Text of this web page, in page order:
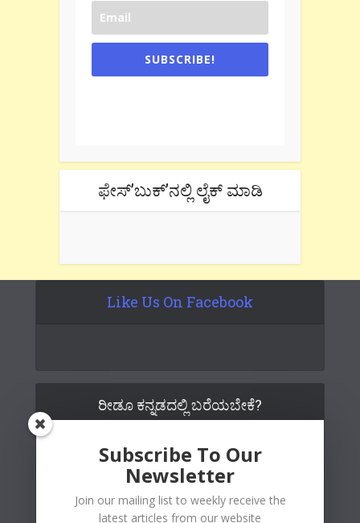
SUBSCRIBE!
ಫೇಸ್’ಬುಕ್’ನಲ್ಲಿ ಲೈಕ್ ಮಾಡಿ
Like Us On Facebook
ರೀಡೂ ಕನ್ನಡದಲ್ಲಿ ಬರೆಯಬೇಕೆ?
Subscribe To Our
Newsletter
Join our mailing list to weekly receive the
latest articles from our website